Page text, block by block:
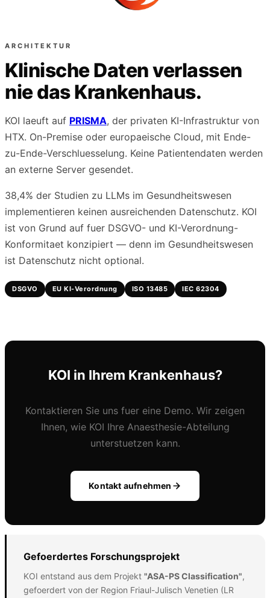
ARCHITEKTUR
Klinische Daten verlassen
nie das Krankenhaus.
KOI laeuft auf PRISMA, der privaten KI-Infrastruktur von
HTX. On-Premise oder europaeische Cloud, mit Ende-
zu-Ende-Verschluesselung. Keine Patientendaten werden
an externe Server gesendet.
38,4% der Studien zu LLMs im Gesundheitswesen
implementieren keinen ausreichenden Datenschutz. KOI
ist von Grund auf fuer DSGVO- und KI-Verordnung-
Konformitaet konzipiert — denn im Gesundheitswesen
ist Datenschutz nicht optional.
DSGVO EU KI-Verordnung ISO 13485 IEC 62304
KOI in Ihrem Krankenhaus?
Kontaktieren Sie uns fuer eine Demo. Wir zeigen
Ihnen, wie KOI Ihre Anaesthesie-Abteilung
unterstuetzen kann.
Kontakt aufnehmen
Gefoerdertes Forschungsprojekt
KOI entstand aus dem Projekt "ASA-PS Classification",
gefoerdert von der Region Friaul-Julisch Venetien (LR